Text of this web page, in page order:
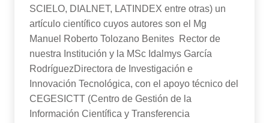
SCIELO, DIALNET, LATINDEX entre otras) un
artículo científico cuyos autores son el Mg
Manuel Roberto Tolozano Benites Rector de
nuestra Institución y la MSc Idalmys García
RodríguezDirectora de Investigación e
Innovación Tecnológica, con el apoyo técnico del
CEGESICTT (Centro de Gestión de la
Información Científica y Transferencia